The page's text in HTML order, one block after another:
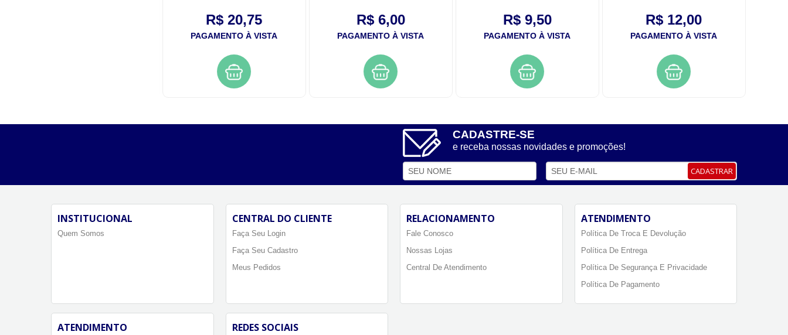
R$ 20,75
PAGAMENTO À VISTA
R$ 6,00
PAGAMENTO À VISTA
R$ 9,50
PAGAMENTO À VISTA
R$ 12,00
PAGAMENTO À VISTA
CADASTRE-SE
e receba nossas novidades e promoções!
CADASTRAR
INSTITUCIONAL
Quem Somos
CENTRAL DO CLIENTE
Faça Seu Login
Faça Seu Cadastro
Meus Pedidos
RELACIONAMENTO
Fale Conosco
Nossas Lojas
Central De Atendimento
ATENDIMENTO
Política De Troca E Devolução
Política De Entrega
Política De Segurança E Privacidade
Política De Pagamento
ATENDIMENTO REDES SOCIAIS